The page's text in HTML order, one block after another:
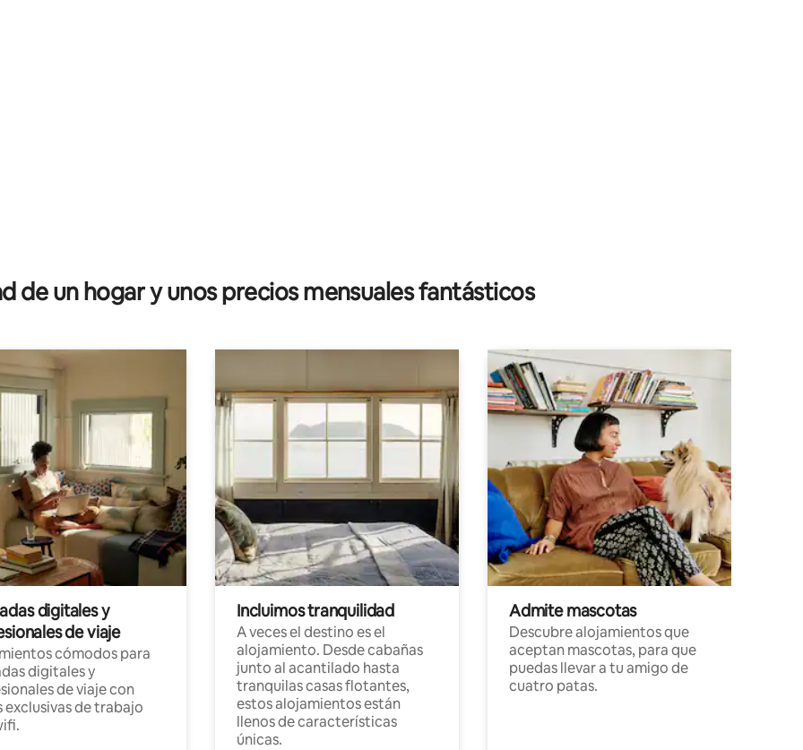
5 de 5; 5 evaluaciones
de un hogar y unos precios mensuales fantásticos
digitales y
de viaje
cómodos para
digitales y
de viaje con
exclusivas de trabajo
Incluimos tranquilidad
A veces el destino es el
alojamiento. Desde cabañas
junto al acantilado hasta
tranquilas casas flotantes,
estos alojamientos están
llenos de características
únicas.
Admite mascotas
Descubre alojamientos que
aceptan mascotas, para que
puedas llevar a tu amigo de
cuatro patas.